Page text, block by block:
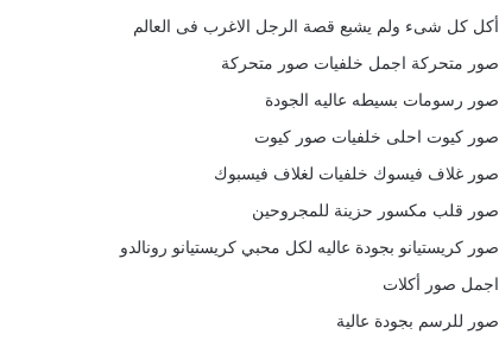
أكل كل شىء ولم يشبع قصة الرجل الاغرب فى العالم
صور متحركة اجمل خلفيات صور متحركة
صور رسومات بسيطه عاليه الجودة
صور كيوت احلى خلفيات صور كيوت
صور غلاف فيسوك خلفيات لغلاف فيسبوك
صور قلب مكسور حزينة للمجروحين
صور كريستيانو بجودة عاليه لكل محبي كريستيانو رونالدو
اجمل صور أكلات
صور للرسم بجودة عالية